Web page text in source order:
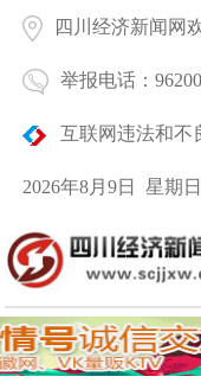
四川经济新闻网
举报电话：
互联网违法和不
2026年8月9日 星期日